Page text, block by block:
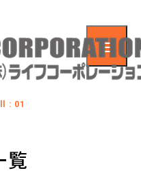
: 01
覧